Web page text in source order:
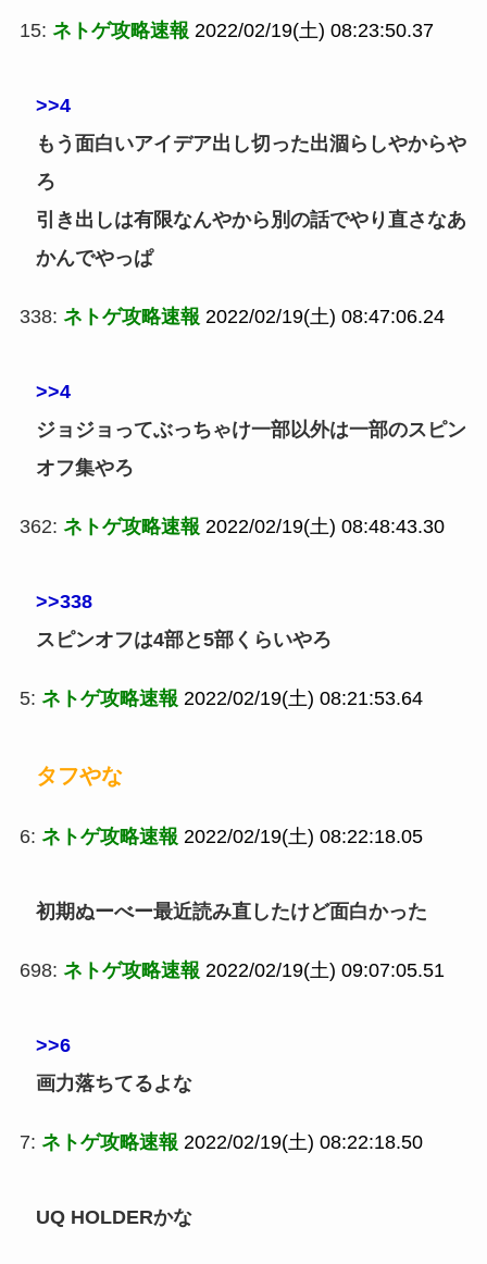
15: ネトゲ攻略速報 2022/02/19(土) 08:23:50.37
>>4
もう面白いアイデア出し切った出涸らしやからや
ろ
引き出しは有限なんやから別の話でやり直さなあ
かんでやっぱ
338: ネトゲ攻略速報 2022/02/19(土) 08:47:06.24
>>4
ジョジョってぶっちゃけ一部以外は一部のスピン
オフ集やろ
362: ネトゲ攻略速報 2022/02/19(土) 08:48:43.30
>>338
スピンオフは4部と5部くらいやろ
5: ネトゲ攻略速報 2022/02/19(土) 08:21:53.64
タフやな
6: ネトゲ攻略速報 2022/02/19(土) 08:22:18.05
初期ぬーべー最近読み直したけど面白かった
698: ネトゲ攻略速報 2022/02/19(土) 09:07:05.51
>>6
画力落ちてるよな
7: ネトゲ攻略速報 2022/02/19(土) 08:22:18.50
UQ HOLDERかな